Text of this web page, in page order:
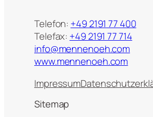
Telefon: +49 2191 77 400
Telefax: +49 2191 77 714
info@mennenoeh.com
www.mennenoeh.com
Impressum
Sitemap